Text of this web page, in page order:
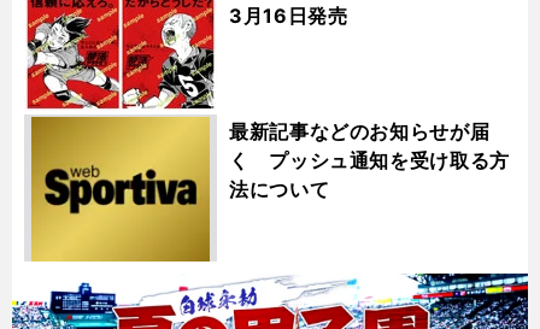
3月16日発売
最新記事などのお知らせが届
く プッシュ通知を受け取る方
法について